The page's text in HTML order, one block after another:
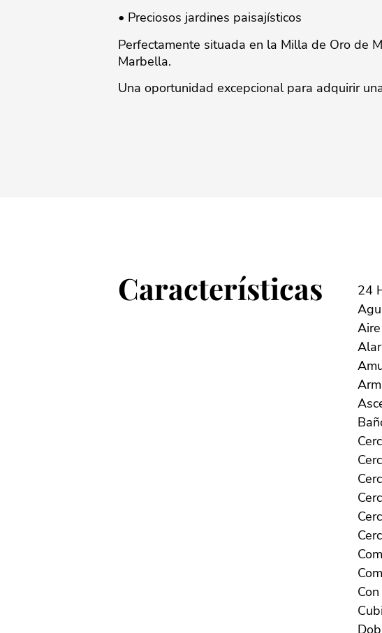
• Preciosos jardines paisajísticos
Perfectamente situada en la Milla de Oro de
‌Marbella.
Una oportunidad ‌excepcional ‌para ‌adquirir
Características